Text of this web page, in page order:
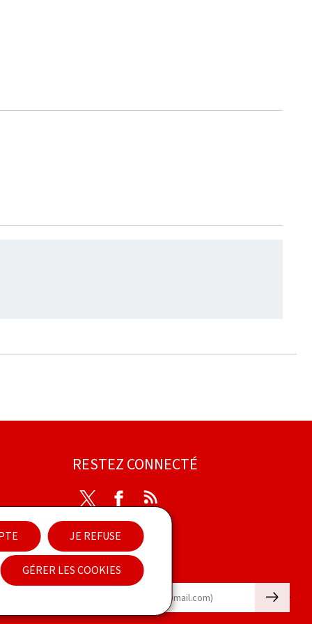
JE REFUSE
GÉRER LES COOKIES
RESTEZ CONNECTÉ
Twitter Facebook
Newsletter
🡒